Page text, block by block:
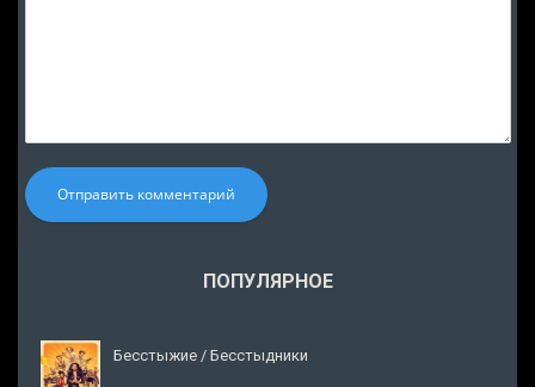
Отправить комментарий
ПОПУЛЯРНОЕ
Бесстыжие / Бесстыдники